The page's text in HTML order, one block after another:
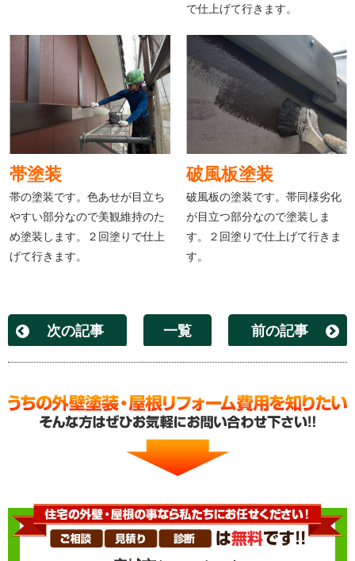
で仕上げて行きます。
帯塗装
帯の塗装です。色あせが目立ち
やすい部分なので美観維持のた
め塗装します。２回塗りで仕上
げて行きます。
破風板塗装
破風板の塗装です。帯同様劣化
が目立つ部分なので塗装しま
す。２回塗りで仕上げて行きま
す。
次の記事 一覧 前の記事